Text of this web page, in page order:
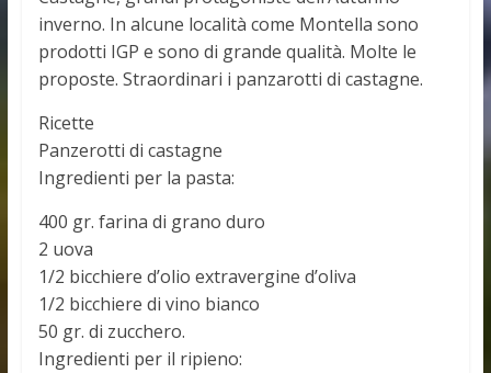
inverno. In alcune località come Montella sono
prodotti IGP e sono di grande qualità. Molte le
proposte. Straordinari i panzarotti di castagne.
Ricette
Panzerotti di castagne
Ingredienti per la pasta:
400 gr. farina di grano duro
2 uova
1/2 bicchiere d’olio extravergine d’oliva
1/2 bicchiere di vino bianco
50 gr. di zucchero.
Ingredienti per il ripieno: